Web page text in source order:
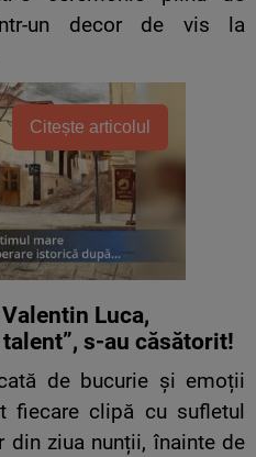
un decor de vis la
Citește articolul
Luca,
s-au căsătorit!
de bucurie și emoții
fiecare clipă cu sufletul
din ziua nunții, înainte de